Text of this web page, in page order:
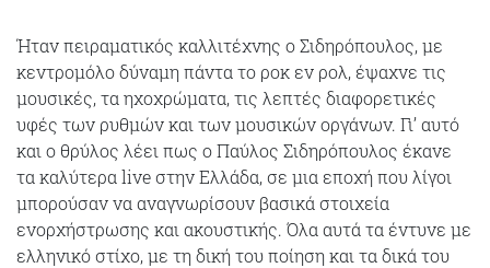
Ήταν πειραματικός καλλιτέχνης ο Σιδηρόπουλος, με
κεντρομόλο δύναμη πάντα το ροκ εν ρολ, έψαχνε τις
μουσικές, τα ηχοχρώματα, τις λεπτές διαφορετικές
υφές των ρυθμών και των μουσικών οργάνων. Γι’ αυτό
και ο θρύλος λέει πως ο Παύλος Σιδηρόπουλος έκανε
τα καλύτερα live στην Ελλάδα, σε μια εποχή που λίγοι
μπορούσαν να αναγνωρίσουν βασικά στοιχεία
ενορχήστρωσης και ακουστικής. Όλα αυτά τα έντυνε με
ελληνικό στίχο, με τη δική του ποίηση και τα δικά του